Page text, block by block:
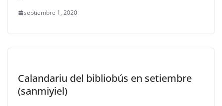
septiembre 1, 2020
Calandariu del bibliobús en setiembre
(sanmiyiel)